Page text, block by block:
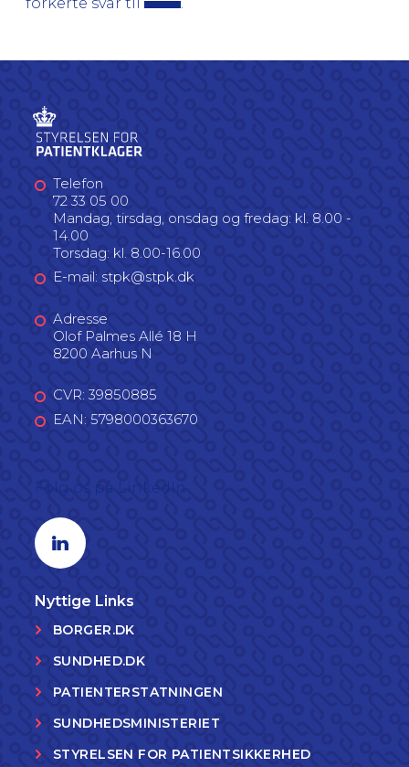
Telefon
72 33 05 00
Mandag, tirsdag, onsdag og fredag: kl. 8.00 -
14.00
Torsdag: kl. 8.00-16.00
E-mail: stpk@stpk.dk
Adresse
Olof Palmes Allé 18 H
8200 Aarhus N
CVR: 39850885
EAN: 5798000363670
Linkedin profil
Nyttige Links
BORGER.DK
SUNDHED.DK
PATIENTERSTATNINGEN
SUNDHEDSMINISTERIET
STYRELSEN FOR PATIENTSIKKERHED